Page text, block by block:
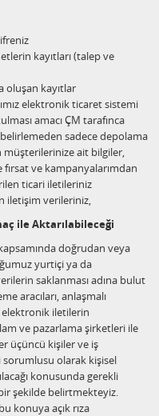
kayıtları (talep ve
oluşan kayıtlar
elektronik ticaret sistemi
amacı ÇM tarafınca
belirlemeden sadece depolama
müşterilerinize ait bilgiler,
fırsat ve kampanyalarımdan
ticari iletileriniz
iletişim verileriniz,
ile Aktarılabileceği
doğrudan veya
yurtiçi ya da
saklanması adına bulut
aracıları, anlaşmalı
elektronik iletilerin
ve pazarlama şirketleri ile
üçüncü kişiler ve iş
sorumlusu olarak kişisel
konusunda gerekli
şekilde belirtmekteyiz.
konuya açık rıza